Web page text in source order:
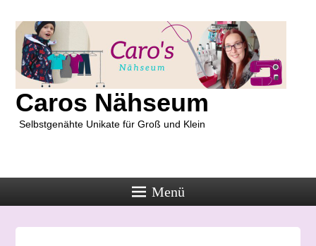
Caros Nähseum
Selbstgenähte Unikate für Groß und Klein
Menü